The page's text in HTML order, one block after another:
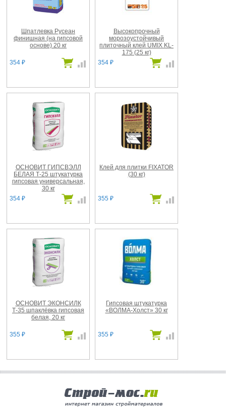
Шпатлевка Русеан
финишная (на гипсовой
основе) 20 кг
354 ₽
Высокопрочный
морозоустойчивый
плиточный клей UMIX KL-
175 (25 кг)
354 ₽
ОСНОВИТ ГИПСВЭЛЛ
БЕЛАЯ Т-25 штукатурка
гипсовая универсальная,
30 кг
354 ₽
Клей для плитки FIXATOR
(30 кг)
355 ₽
ОСНОВИТ ЭКОНСИЛК
Т-35 шпаклёвка гипсовая
белая, 20 кг
355 ₽
Гипсовая штукатурка
«ВОЛМА-Холст» 30 кг
355 ₽